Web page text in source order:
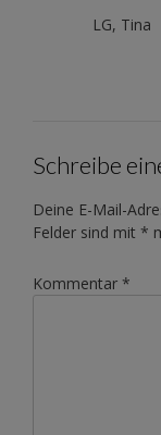
LG, Tina
Schreibe
Deine E-Mail-
Felder sind mit *
Kommentar *